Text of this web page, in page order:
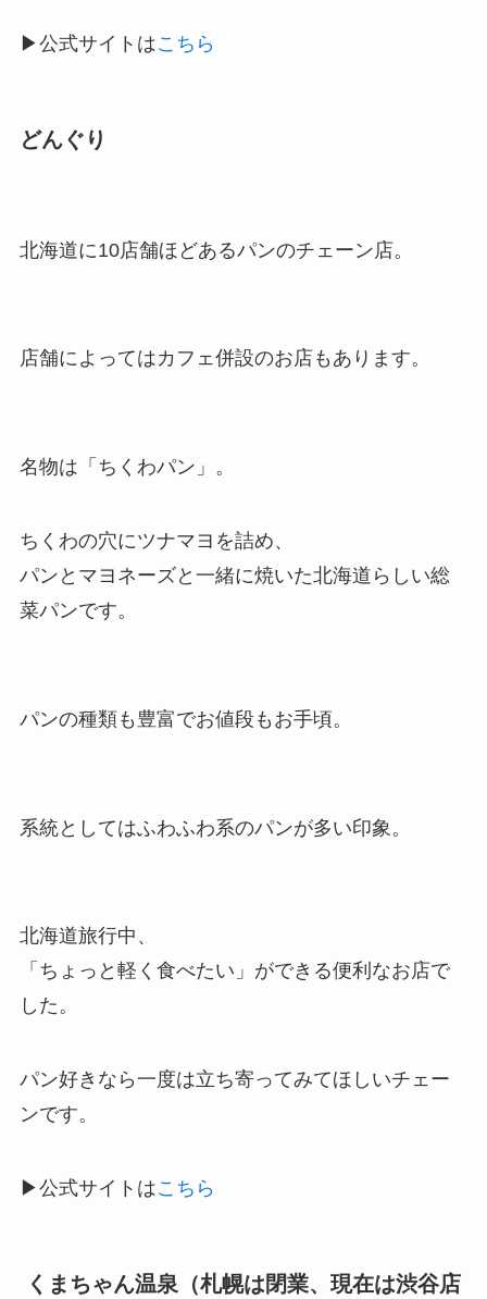
▶公式サイトはこちら
どんぐり
北海道に10店舗ほどあるパンのチェーン店。
店舗によってはカフェ併設のお店もあります。
名物は「ちくわパン」。
ちくわの穴にツナマヨを詰め、
パンとマヨネーズと一緒に焼いた北海道らしい総
菜パンです。
パンの種類も豊富でお値段もお手頃。
系統としてはふわふわ系のパンが多い印象。
北海道旅行中、
「ちょっと軽く食べたい」ができる便利なお店で
した。
パン好きなら一度は立ち寄ってみてほしいチェー
ンです。
▶公式サイトはこちら
くまちゃん温泉（札幌は閉業、現在は渋谷店